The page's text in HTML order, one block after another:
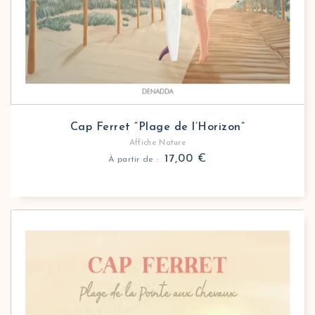
Cap Ferret “Plage de l’Horizon”
Affiche Nature
À partir de : 17,00 €